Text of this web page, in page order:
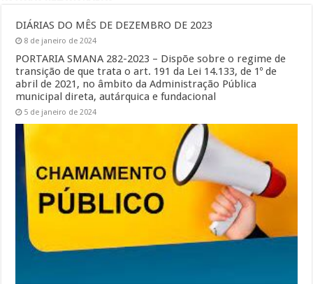
DIÁRIAS DO MÊS DE DEZEMBRO DE 2023
8 de janeiro de 2024
PORTARIA SMANA 282-2023 – Dispõe sobre o regime de
transição de que trata o art. 191 da Lei 14.133, de 1º de
abril de 2021, no âmbito da Administração Pública
municipal direta, autárquica e fundacional
5 de janeiro de 2024